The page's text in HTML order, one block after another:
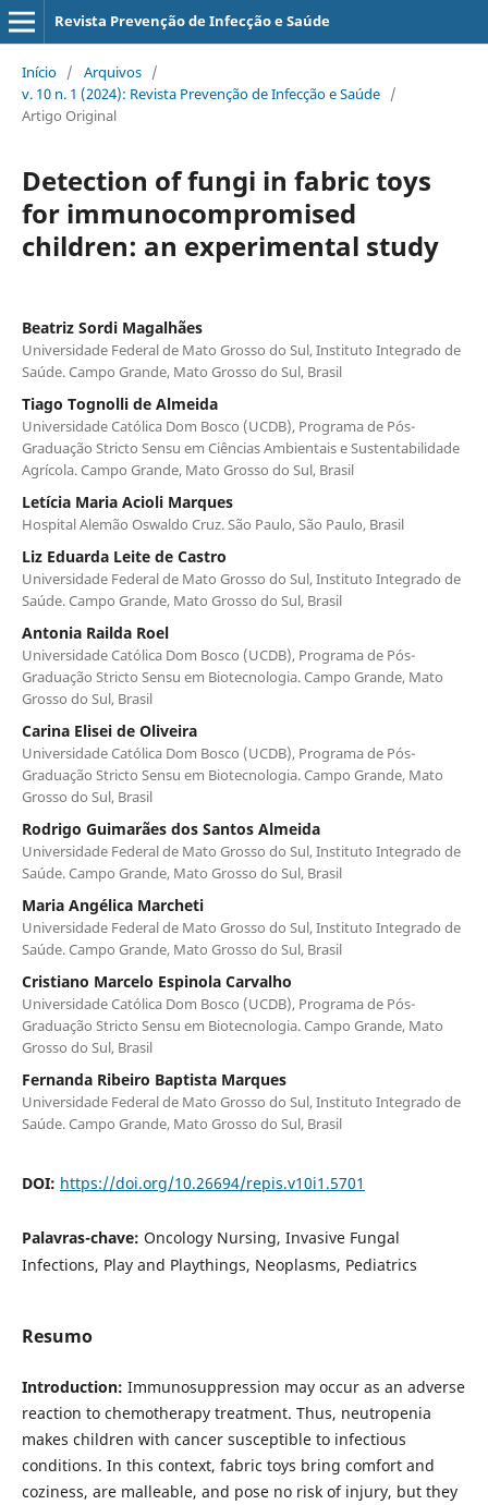
Revista Prevenção de Infecção e Saúde
Início / Arquivos /
v. 10 n. 1 (2024): Revista Prevenção de Infecção e Saúde /
Artigo Original
Detection of fungi in fabric toys
for immunocompromised
children: an experimental study
Beatriz Sordi Magalhães
Universidade Federal de Mato Grosso do Sul, Instituto Integrado de
Saúde. Campo Grande, Mato Grosso do Sul, Brasil
Tiago Tognolli de Almeida
Universidade Católica Dom Bosco (UCDB), Programa de Pós-
Graduação Stricto Sensu em Ciências Ambientais e Sustentabilidade
Agrícola. Campo Grande, Mato Grosso do Sul, Brasil
Letícia Maria Acioli Marques
Hospital Alemão Oswaldo Cruz. São Paulo, São Paulo, Brasil
Liz Eduarda Leite de Castro
Universidade Federal de Mato Grosso do Sul, Instituto Integrado de
Saúde. Campo Grande, Mato Grosso do Sul, Brasil
Antonia Railda Roel
Universidade Católica Dom Bosco (UCDB), Programa de Pós-
Graduação Stricto Sensu em Biotecnologia. Campo Grande, Mato
Grosso do Sul, Brasil
Carina Elisei de Oliveira
Universidade Católica Dom Bosco (UCDB), Programa de Pós-
Graduação Stricto Sensu em Biotecnologia. Campo Grande, Mato
Grosso do Sul, Brasil
Rodrigo Guimarães dos Santos Almeida
Universidade Federal de Mato Grosso do Sul, Instituto Integrado de
Saúde. Campo Grande, Mato Grosso do Sul, Brasil
Maria Angélica Marcheti
Universidade Federal de Mato Grosso do Sul, Instituto Integrado de
Saúde. Campo Grande, Mato Grosso do Sul, Brasil
Cristiano Marcelo Espinola Carvalho
Universidade Católica Dom Bosco (UCDB), Programa de Pós-
Graduação Stricto Sensu em Biotecnologia. Campo Grande, Mato
Grosso do Sul, Brasil
Fernanda Ribeiro Baptista Marques
Universidade Federal de Mato Grosso do Sul, Instituto Integrado de
Saúde. Campo Grande, Mato Grosso do Sul, Brasil
DOI: https://doi.org/10.26694/repis.v10i1.5701
Palavras-chave: Oncology Nursing, Invasive Fungal
Infections, Play and Playthings, Neoplasms, Pediatrics
Resumo
Introduction: Immunosuppression may occur as an adverse
reaction to chemotherapy treatment. Thus, neutropenia
makes children with cancer susceptible to infectious
conditions. In this context, fabric toys bring comfort and
coziness, are malleable, and pose no risk of injury, but they